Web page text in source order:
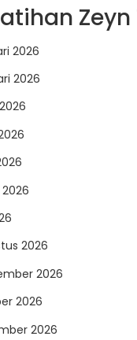
2026
2026
2026
2026
2026
2026